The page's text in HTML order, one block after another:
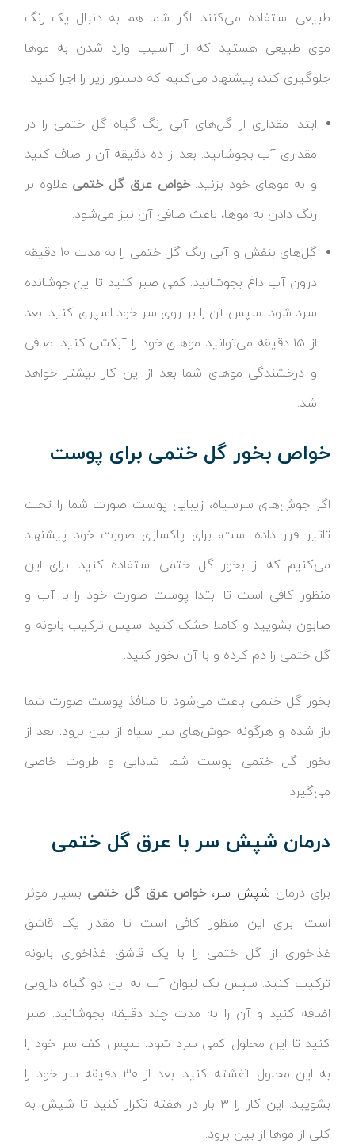
طبیعی استفاده می‌کنند. اگر شما هم به دنبال یک رنگ
موی طبیعی هستید که از آسیب وارد شدن به موها
جلوگیری کند، پیشنهاد می‌کنیم که دستور زیر را اجرا کنید:
ابتدا مقداری از گل‌های آبی رنگ گیاه گل ختمی را در
مقداری آب بجوشانید. بعد از ده دقیقه آن را صاف کنید
و به موهای خود بزنید.خواص عرق گل ختمی علاوه بر
رنگ دادن به موها، باعث صافی آن نیز می‌شود.
گل‌های بنفش و آبی رنگ گل ختمی را به مدت ۱۰ دقیقه
درون آب داغ بجوشانید. کمی صبر کنید تا این جوشانده
سرد شود. سپس آن را بر روی سر خود اسپری کنید. بعد
از ۱۵ دقیقه می‌توانید موهای خود را آبکشی کنید. صافی
و درخشندگی موهای شما بعد از این کار بیشتر خواهد
شد.
خواص بخور گل ختمی برای پوست
اگر جوش‌های سرسیاه، زیبایی پوست صورت شما را تحت
تاثیر قرار داده است، برای پاکسازی صورت خود پیشنهاد
می‌کنیم که از بخور گل ختمی استفاده کنید. برای این
منظور کافی است تا ابتدا پوست صورت خود را با آب و
صابون بشویید و کاملا خشک کنید. سپس ترکیب بابونه و
گل ختمی را دم کرده و با آن بخور کنید.
بخور گل ختمی باعث می‌شود تا منافذ پوست صورت شما
باز شده و هرگونه جوش‌های سر سیاه از بین برود. بعد از
بخور گل ختمی پوست شما شادابی و طراوت خاصی
می‌گیرد.
درمان شپش سر با عرق گل ختمی
برای درمان شپش سر،خواص عرق گل ختمی بسیار موثر
است. برای این منظور کافی است تا مقدار یک قاشق
غذاخوری از گل ختمی را با یک قاشق غذاخوری بابونه
ترکیب کنید. سپس یک لیوان آب به این دو گیاه دارویی
اضافه کنید و آن را به مدت چند دقیقه بجوشانید. صبر
کنید تا این محلول کمی سرد شود. سپس کف سر خود را
به این محلول آغشته کنید. بعد از ۳۰ دقیقه سر خود را
بشویید. این کار را ۳ بار در هفته تکرار کنید تا شپش به
کلی از موها از بین برود.